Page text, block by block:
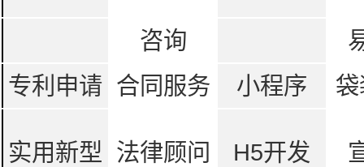
咨询
专利申请 合同服务 小程序
实用新型 法律顾问 H5开发